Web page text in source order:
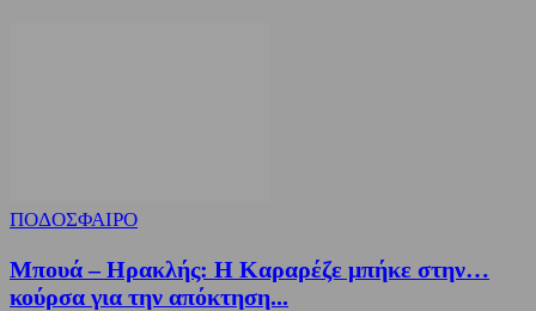
ΠΟΔΟΣΦΑΙΡΟ
Μπουά – Ηρακλής: Η Καραρέζε μπήκε στην…
κούρσα για την απόκτηση...